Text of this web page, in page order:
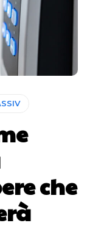
che